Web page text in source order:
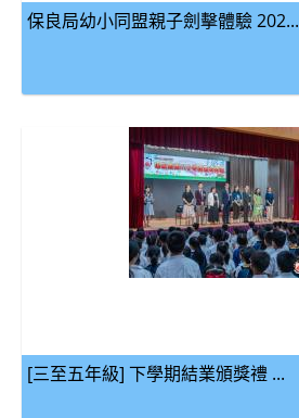
保良局幼小同盟親子劍擊體驗 202...
[三至五年級] 下學期結業頒獎禮 ...